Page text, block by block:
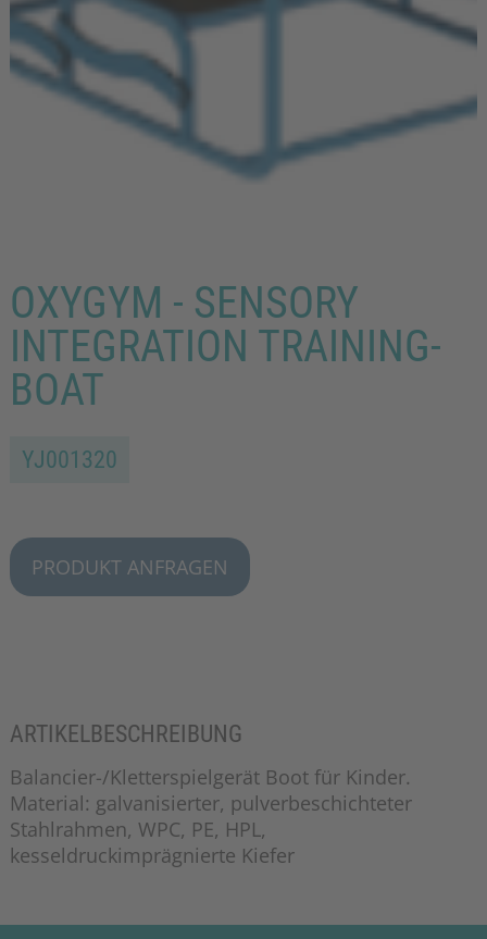
OXYGYM - SENSORY
INTEGRATION TRAINING-
BOAT
YJ001320
PRODUKT ANFRAGEN
ARTIKELBESCHREIBUNG
Balancier-/Kletterspielgerät Boot für Kinder.
Material: galvanisierter, pulverbeschichteter
Stahlrahmen, WPC, PE, HPL,
kesseldruckimprägnierte Kiefer